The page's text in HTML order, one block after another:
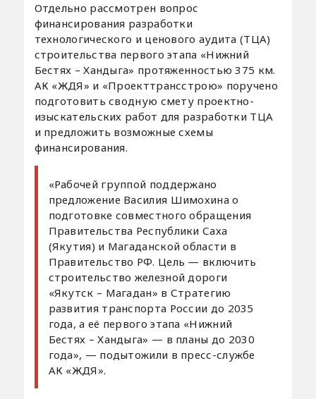
Отдельно рассмотрен вопрос
финансирования разработки
технологического и ценового аудита (ТЦА)
строительства первого этапа «Нижний
Бестях – Хандыга» протяженностью 375 км.
АК «ЖДЯ» и «Проекттрансстрою» поручено
подготовить сводную смету проектно-
изыскательских работ для разработки ТЦА
и предложить возможные схемы
финансирования.
«Рабочей группой поддержано
предложение Василия Шимохина о
подготовке совместного обращения
Правительства Республики Саха
(Якутия) и Магаданской области в
Правительство РФ. Цель — включить
строительство железной дороги
«Якутск – Магадан» в Стратегию
развития транспорта России до 2035
года, а её первого этапа «Нижний
Бестях – Хандыга» — в планы до 2030
года», — подытожили в пресс-службе
АК «ЖДЯ».